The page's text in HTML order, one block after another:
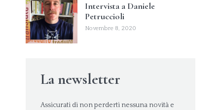
Intervista a Daniele
Petruccioli
Novembre 8, 2020
La newsletter
Assicurati di non perderti nessuna novità e